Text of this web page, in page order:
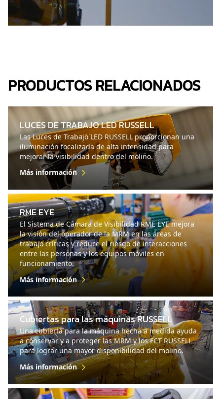
PRODUCTOS RELACIONADOS
LUCES DE TRABAJO LED RUSSELL
Las Luces de Trabajo LED RUSSELL proporcionan una
iluminación focalizada de alta intensidad para
mejorar la visibilidad dentro del molino.
Más información
RME EYE
El Sistema de Cámara de Visibilidad RME EYE mejora
la visión del operador de la MRM en las áreas de
trabajo críticas y reduce el riesgo de interacciones
entre las personas y los equipos móviles en
funcionamiento.
Más información
Cubiertas para las máquinas RUSSELL
Una cubierta para la máquina hecha a medida ayuda
a conservar y a proteger las MRM y los FCT RUSSELL
para lograr una mayor disponibilidad del molino.
Más información